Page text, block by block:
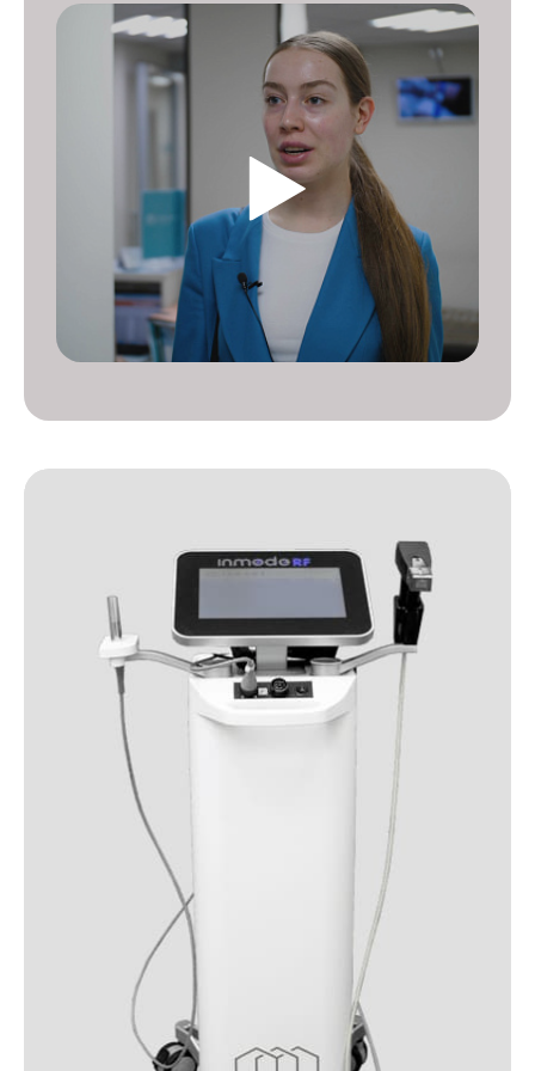
насадку к поверхности и последовательно
обрабатывает зону, делая "штампующие" движения. В
этот момент иглы проникают внутрь, и подается
тепловой импульс. Врач будет деликатно работать,
обязательно спрашивая Вас о самочувствии.
Завершение.
Нанесение успокаивающего и регенерирующего крема
(например, Бепантен или Траумель).
Процедуру нельзя назвать полностью неощутимой, однако
сильных болевых ощущений она не вызывает благодаря
качественной анестезии.
Так, РФ-лифтинг шеи займет порядка 10-15 минут, а РФ-
манипуляции может оставаться покраснение и ощущение
тепла (как после бани), которое пройдет через 2–3 часа.
Возможно появление отека, который сойдет через одни-
двое суток.
ЗОНЫ ОБРАБОТКИ ИГОЛЬЧАТОГО РФ-ЛИФТИНГА
РФ-лифтинг лица Морфеус 8
РФ-лифтинг лица Морфеус 8 проводят при морщинах,
расширенных порах и начальных признаках птоза.
Процедура помогает уплотнить кожу, сделать контуры лица
более четкими, сгладить неровности рельефа и визуально
уменьшить выраженность возрастных изменений.
РФ-лифтинг шеи и декольте
РФ-лифтинг шеи и декольте подходит при дряблости кожи,
выраженных кольцах Венеры и возрастных изменениях
этой деликатной зоны. После курса кожа становится
плотнее и ровнее, заломы смягчаются, а шея и декольте